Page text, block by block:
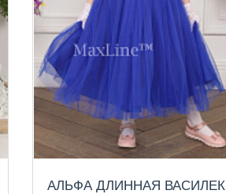
АЛЬФА ДЛИННАЯ ВАСИЛЕК